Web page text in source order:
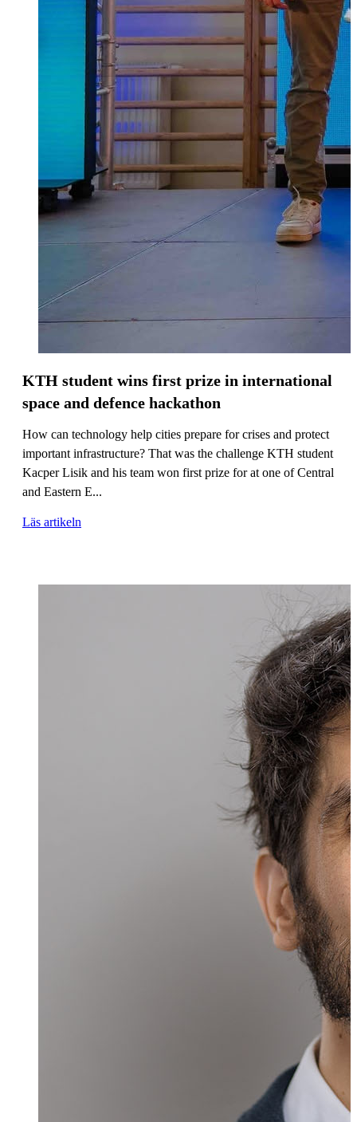
KTH student wins first prize in international
space and defence hackathon
How can technology help cities prepare for crises and protect
important infrastructure? That was the challenge KTH student
Kacper Lisik and his team won first prize for at one of Central
and Eastern E...
Läs artikeln